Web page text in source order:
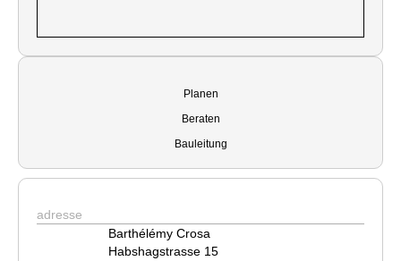
Planen
Beraten
Bauleitung
adresse
Barthélémy Crosa
Habshagstrasse 15